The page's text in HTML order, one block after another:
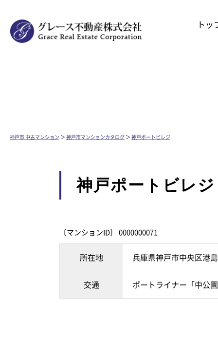
トッ
神戸市 中古マンション ＞ 神戸市マンションカタログ ＞ 神戸ポートビレジ
神戸ポートビレジ
〔マンションID〕 0000000071
所在地 兵庫県神戸市中央区港
交通 ポートライナー「中公